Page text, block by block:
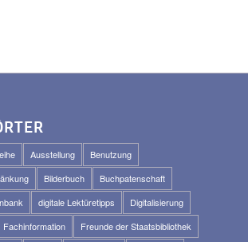
Ausstellung
Benutzung
Bilderbuch
Buchpatenschaft
digitale Lektüretipps
Digitalisierung
Fachinformation
Freunde der Staatsbibliothek